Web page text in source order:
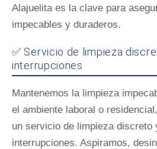
Alajuelita es la clave para
impecables y duraderos.
✅ Servicio de limpieza
interrupciones
Mantenemos la limpieza
el ambiente laboral o
un servicio de limpieza discreto
interrupciones. Aspiramos,